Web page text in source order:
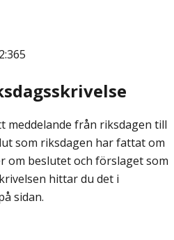
meddelande från riksdagen till
som riksdagen har fattat om
om beslutet och förslaget som
hittar du det i
sidan.